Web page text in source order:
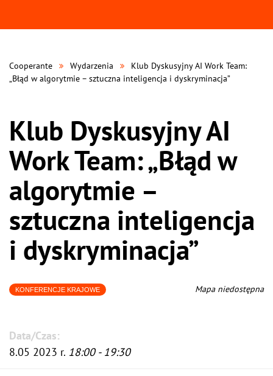
Cooperante Wydarzenia
Klub Dyskusyjny AI Work Team:
„Błąd w algorytmie – sztuczna inteligencja i dyskryminacja”
Klub Dyskusyjny AI
Work Team: „Błąd w
algorytmie –
sztuczna inteligencja
i dyskryminacja”
Mapa niedostępna
KONFERENCJE KRAJOWE
Data/Czas:
8.05 2023 r. 18:00 - 19:30